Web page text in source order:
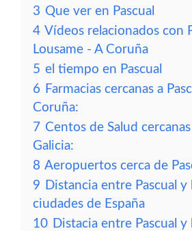
3 Que ver en Pascual
4 Vídeos relacionados con
Lousame - A Coruña
5 el tiempo en Pascual
6 Farmacias cercanas a
Coruña:
7 Centos de Salud
Galicia:
8 Aeropuertos cerca de
9 Distancia entre Pascual y
ciudades de España
10 Distacia entre Pascual y